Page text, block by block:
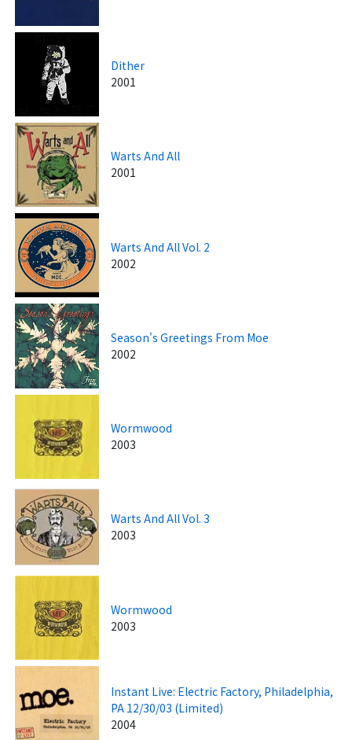
Dither
2001
Warts And All
2001
Warts And All Vol. 2
2002
Season's Greetings From Moe
2002
Wormwood
2003
Warts And All Vol. 3
2003
Wormwood
2003
Instant Live: Electric Factory, Philadelphia,
PA 12/30/03 (Limited)
2004